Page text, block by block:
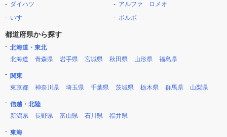
ダイハツ
いすゞ
アルファ ロメオ
ボルボ
都道府県から探す
北海道・東北
北海道
青森県 岩手県 宮城県 秋田県 山形県 福島県
関東
東京都
神奈川県 埼玉県 千葉県 茨城県 栃木県 群馬県 山梨県
信越・北陸
新潟県
長野県 富山県 石川県 福井県
東海